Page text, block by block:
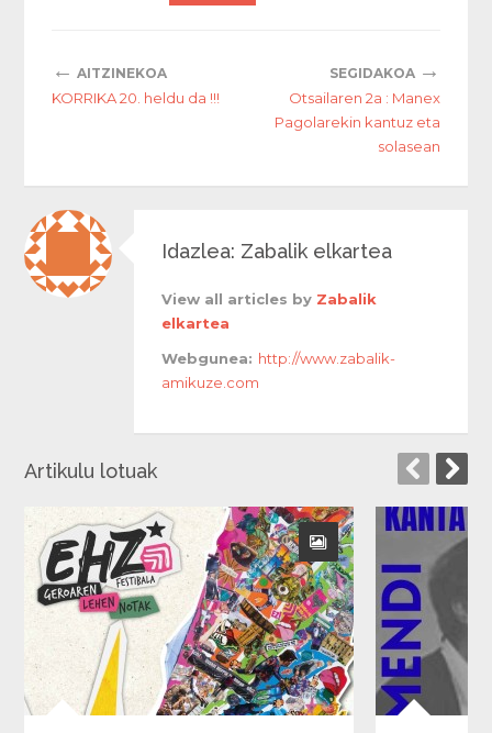
← AITZINEKOA
KORRIKA 20. heldu da !!!
SEGIDAKOA →
Otsailaren 2a : Manex
Pagolarekin kantuz eta
solasean
Idazlea: Zabalik elkartea
View all articles by Zabalik
elkartea
Webgunea: http://www.zabalik-
amikuze.com
Artikulu lotuak